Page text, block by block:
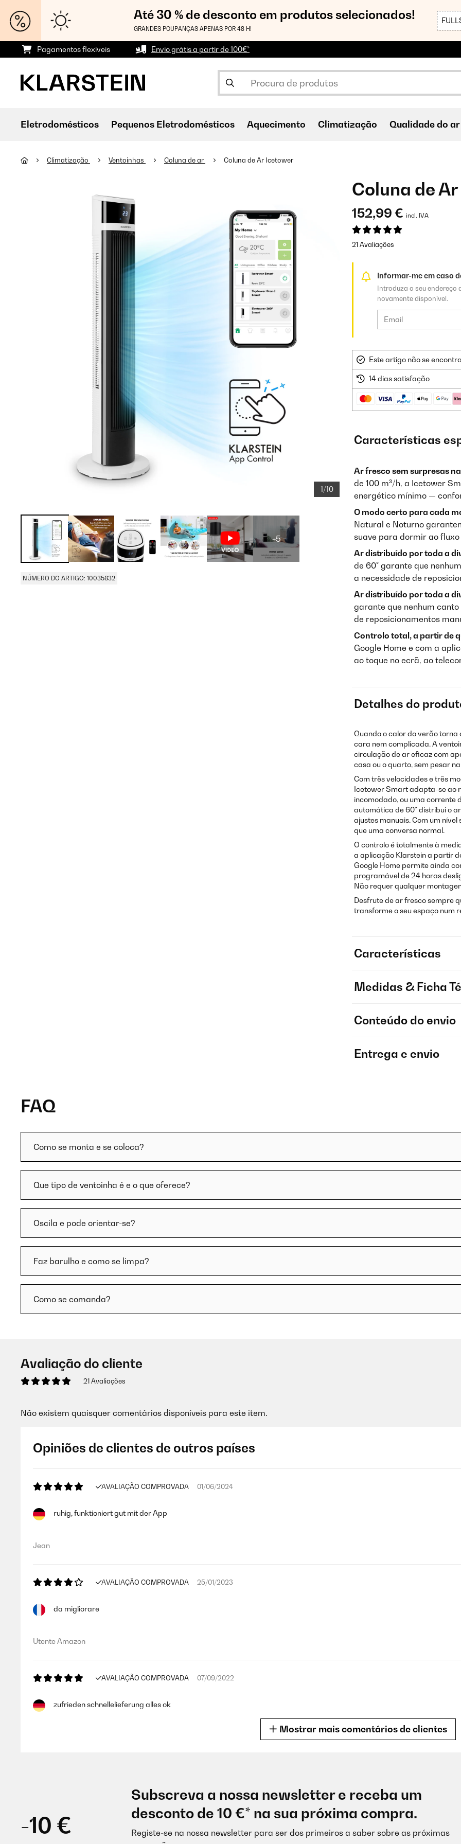
Até 30 % de desconto em produtos selecionados!
GRANDES POUPANÇAS APENAS POR 48 H!
Pagamentos flexíveis Envio grátis a partir de 100€*
Eletrodomésticos Pequenos Eletrodomésticos Aquecimento Climatização Qualidade do ar
Climatização Ventoinhas Coluna de ar Coluna de Ar Icetower
1/10
+5
NÚMERO DO ARTIGO: 10035832
Coluna de
152,99 € incl. IVA
21 Avaliações
Informar-me em caso
Introduza o seu endereço
novamente disponível.
Este artigo não se
14 dias satisfação
Características
Ar fresco sem surpresas
de 100 m³/h, a Icetower
energético mínimo —
O modo certo para cada
Natural e Noturno
suave para dormir ao
Ar distribuído por toda a
de 60° garante que
a necessidade de
Ar distribuído por toda a
garante que nenhum
de reposicionamentos
Controlo total, a partir de
Google Home e com a
ao toque no ecrã, ao
Detalhes do
Quando o calor do verão
cara nem complicada. A
circulação de ar eficaz com
casa ou o quarto, sem pesar
Com três velocidades e três
Icetower Smart adapta-se ao
incomodado, ou uma corrente
automática de 60° distribui o
ajustes manuais. Com um
que uma conversa normal.
O controlo é totalmente à
a aplicação Klarstein a partir
Google Home permite ainda
programável de 24 horas
Não requer qualquer
Desfrute de ar fresco sempre
transforme o seu espaço num
Características
Medidas & Ficha
Conteúdo do envio
Entrega e envio
FAQ
Como se monta e se coloca?
Que tipo de ventoinha é e o que oferece?
Oscila e pode orientar-se?
Faz barulho e como se limpa?
Como se comanda?
Avaliação do cliente
21 Avaliações
Não existem quaisquer comentários disponíveis para este item.
Opiniões de clientes de outros países
AVALIAÇÃO COMPROVADA 01/06/2024
ruhig, funktioniert gut mit der App
Jean
AVALIAÇÃO COMPROVADA 25/01/2023
da migliorare
Utente Amazon
AVALIAÇÃO COMPROVADA 07/09/2022
zufrieden schnellelieferung alles ok
toll zufrieden schnellelieferung alles ok
Amazon-Benutzer
Mostrar mais comentários de clientes
-10 €
Subscreva a nossa newsletter e receba um
desconto de 10 €* na sua próxima compra.
Registe-se na nossa newsletter para ser dos primeiros a saber sobre as próximas